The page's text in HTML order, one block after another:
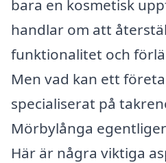
bara en kosmetisk
handlar om att
funktionalitet och
Men vad kan ett
specialiserat på
Mörbylånga
Här är några viktiga